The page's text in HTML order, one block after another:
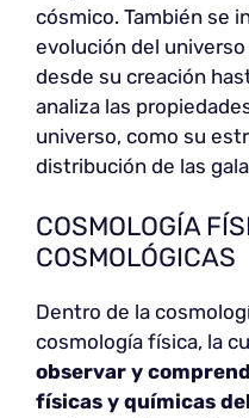
cósmico. También se
evolución del
desde su creación
analiza las
universo, como su
distribución de las
COSMOLOGÍA
COSMOLÓGICAS
Dentro de la
cosmología física, la
observar y
físicas y químicas